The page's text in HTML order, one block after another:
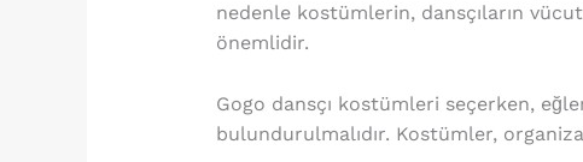
nedenle kostümlerin, dansçıların
önemlidir.
Gogo dansçı kostümleri seçerken,
bulundurulmalıdır. Kostümler,